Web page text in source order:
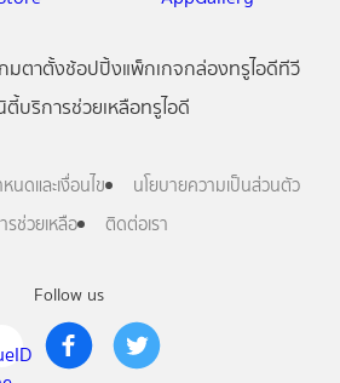
Follow us
มตาตั้งช้อปปิ้งแพ็กเกจกล่องทรูไอดีทีวี
ตี้บริการช่วยเหลือทรูไอดี
นดและเงื่อนไข
นโยบายความเป็นส่วนตัว
รช่วยเหลือ
ติดต่อเรา